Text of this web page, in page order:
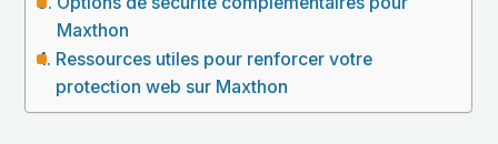
Maxthon
Ressources utiles pour renforcer votre
protection web sur Maxthon